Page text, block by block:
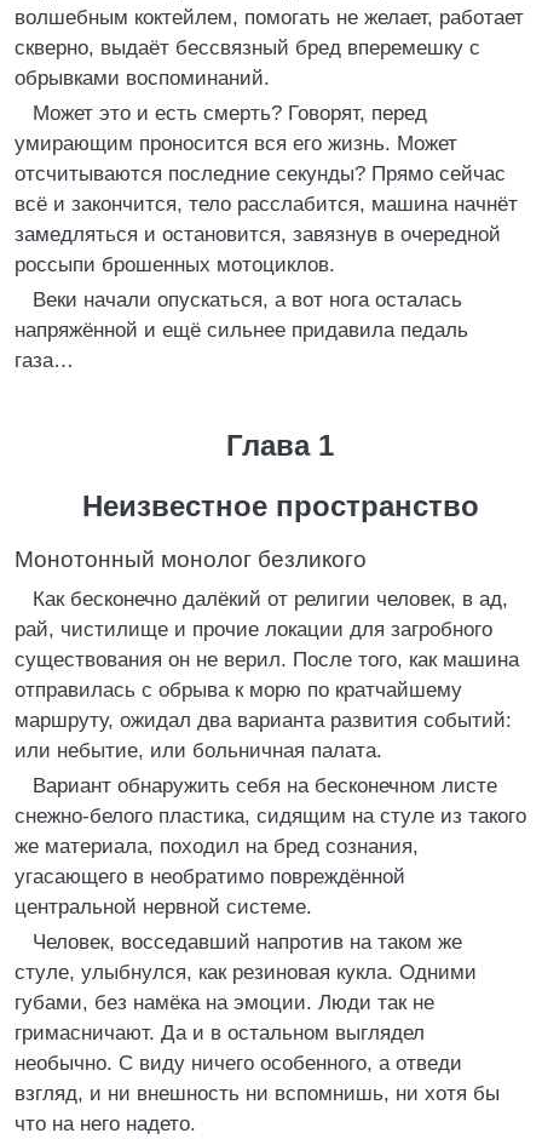
волшебным коктейлем, помогать не желает, работает
скверно, выдаёт бессвязный бред вперемешку с
обрывками воспоминаний.
Может это и есть смерть? Говорят, перед
умирающим проносится вся его жизнь. Может
отсчитываются последние секунды? Прямо сейчас
всё и закончится, тело расслабится, машина начнёт
замедляться и остановится, завязнув в очередной
россыпи брошенных мотоциклов.
Веки начали опускаться, а вот нога осталась
напряжённой и ещё сильнее придавила педаль
газа…
Глава 1
Неизвестное пространство
Монотонный монолог безликого
Как бесконечно далёкий от религии человек, в ад,
рай, чистилище и прочие локации для загробного
существования он не верил. После того, как машина
отправилась с обрыва к морю по кратчайшему
маршруту, ожидал два варианта развития событий:
или небытие, или больничная палата.
Вариант обнаружить себя на бесконечном листе
снежно-белого пластика, сидящим на стуле из такого
же материала, походил на бред сознания,
угасающего в необратимо повреждённой
центральной нервной системе.
Человек, восседавший напротив на таком же
стуле, улыбнулся, как резиновая кукла. Одними
губами, без намёка на эмоции. Люди так не
гримасничают. Да и в остальном выглядел
необычно. С виду ничего особенного, а отведи
взгляд, и ни внешность ни вспомнишь, ни хотя бы
что на него надето.